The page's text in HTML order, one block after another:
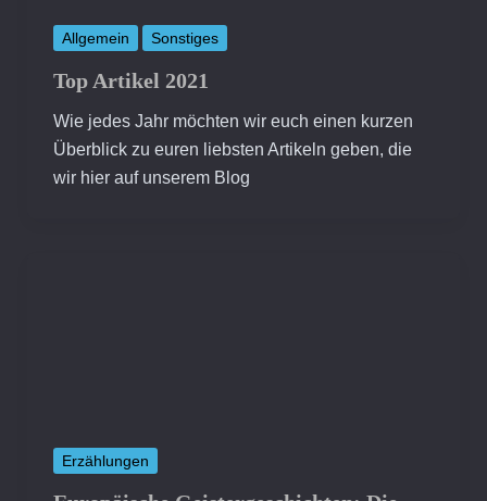
Allgemein Sonstiges
Top Artikel 2021
Wie jedes Jahr möchten wir euch einen kurzen
Überblick zu euren liebsten Artikeln geben, die
wir hier auf unserem Blog
Erzählungen